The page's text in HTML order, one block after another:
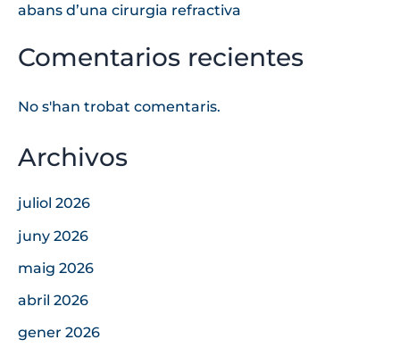
abans d’una cirurgia refractiva
Comentarios recientes
No s'han trobat comentaris.
Archivos
juliol 2026
juny 2026
maig 2026
abril 2026
gener 2026